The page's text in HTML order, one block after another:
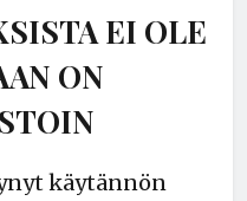
EI OLE
ON
käytännön